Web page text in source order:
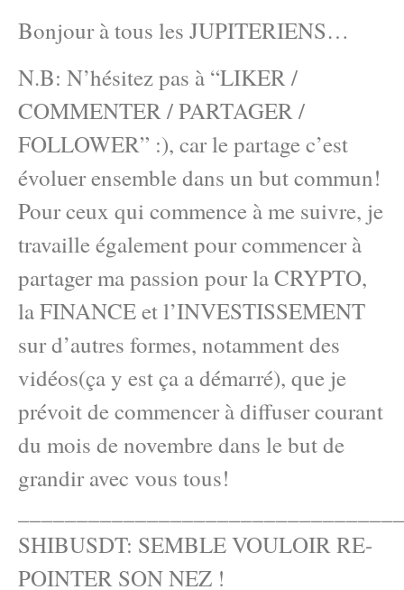
Bonjour à tous les JUPITERIENS…
N.B: N’hésitez pas à “LIKER /
COMMENTER / PARTAGER /
FOLLOWER” :), car le partage c’est
évoluer ensemble dans un but commun!
Pour ceux qui commence à me suivre, je
travaille également pour commencer à
partager ma passion pour la CRYPTO,
la FINANCE et l’INVESTISSEMENT
sur d’autres formes, notamment des
vidéos(ça y est ça a démarré), que je
prévoit de commencer à diffuser courant
du mois de novembre dans le but de
grandir avec vous tous!
SHIBUSDT: SEMBLE VOULOIR RE-
POINTER SON NEZ !